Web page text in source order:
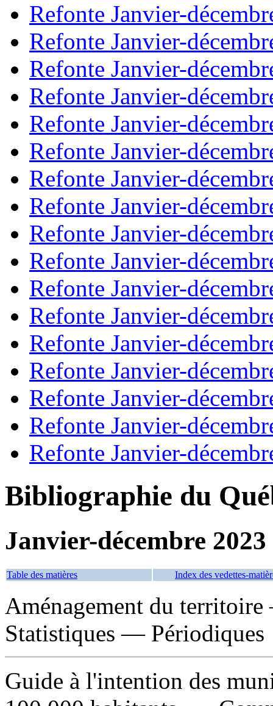
Refonte Janvier-
Refonte Janvier-
Refonte Janvier-
Refonte Janvier-
Refonte Janvier-
Refonte Janvier-
Refonte Janvier-
Refonte Janvier-
Refonte Janvier-
Refonte Janvier-
Refonte Janvier-
Refonte Janvier-
Refonte Janvier-
Refonte Janvier-
Refonte Janvier-
Refonte Janvier-
Refonte Janvier-
Bibliographie du
Janvier-décembre 2023
Table des matières Index des vedettes-
Aménagement du
Statistiques — Périodiques
Guide à l'intention des